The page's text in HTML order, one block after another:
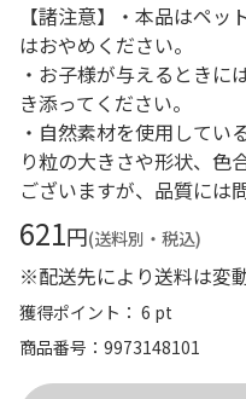
【諸注意】・本品はペ
はおやめください。
・お子様が与えるときに
き添ってください。
・自然素材を使用してい
り粒の大きさや形状、色
ございますが、品質には
621円(送料別・税込)
※配送先により送料は変
獲得ポイント： 6 pt
商品番号
9973148101